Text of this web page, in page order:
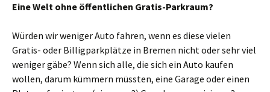
Eine Welt ohne öffentlichen Gratis-Parkraum?
Würden wir weniger Auto fahren, wenn es diese vielen
Gratis- oder Billigparkplätze in Bremen nicht oder sehr viel
weniger gäbe? Wenn sich alle, die sich ein Auto kaufen
wollen, darum kümmern müssten, eine Garage oder einen